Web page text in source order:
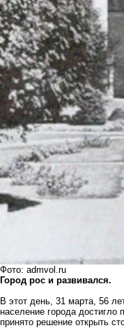
Фото: admvol.ru
Город рос и развивался.
В этот день, 31 марта, 56
население города
принято решение открыть